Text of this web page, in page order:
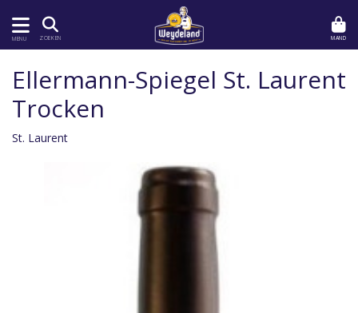
MENU ZOEKEN MAND
Ellermann-Spiegel St. Laurent
Trocken
St. Laurent